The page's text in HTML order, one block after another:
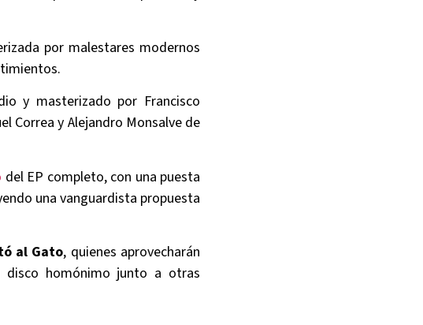
por malestares modernos
y masterizado por Francisco
Correa y Alejandro Monsalve de
del EP completo, con una puesta
una vanguardista propuesta
al Gato, quienes aprovecharán
homónimo junto a otras